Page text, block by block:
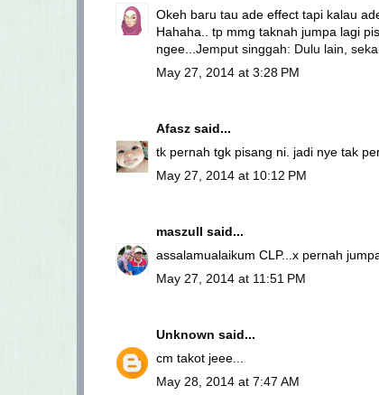
Okeh baru tau ade effect tapi kalau
Hahaha.. tp mmg taknah jumpa lagi
ngee... Jemput singgah: Dulu lain,
May 27, 2014 at 3:28 PM
Afasz said...
tk pernah tgk pisang ni. jadi nye tak
May 27, 2014 at 10:12 PM
maszull said...
assalamualaikum CLP...x pernah
May 27, 2014 at 11:51 PM
Unknown said...
cm takot jeee...
May 28, 2014 at 7:47 AM